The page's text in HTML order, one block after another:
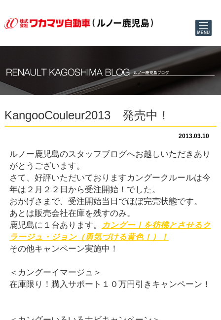
KangooCouleur2013 発売中！
2013.03.10
ルノー鹿児島のスタッフブログへお越しいただきあり
がとうございます。
さて、好評いただいておりますカングークルールは今
年は２月２２日から受注開始！でした。
おかげさまで、受注開始当日でほぼ完売状態です。
あとは販売会社在庫を残すのみ。
鹿児島に１台あります。
カングーⅠを彷彿とさせるク
ラージュ・ジョン（勇気づける黄色！）！
その他キャンペーン実施中！
＜カングーイマージュ＞
在庫限り！購入サポート１０万円引きキャンペーン！